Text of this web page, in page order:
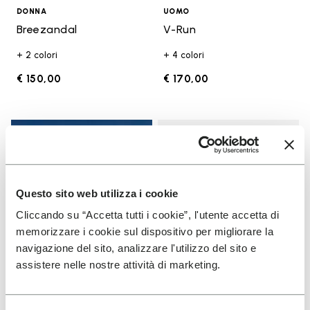
Questo sito web utilizza i cookie
Cliccando su “Accetta tutti i cookie”, l'utente accetta di
memorizzare i cookie sul dispositivo per migliorare la
navigazione del sito, analizzare l'utilizzo del sito e
assistere nelle nostre attività di marketing.
DONNA
Breezandal
+ 2 colori
€ 150,00
UOMO
V-Run
+ 4 colori
€ 170,00
Add